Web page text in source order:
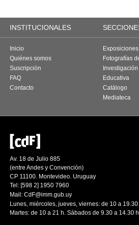
INSTITUCIONALES
Inicio
Quiénes somos
Suscripción
FAQ
Contacto
Exposiciones
Fotografías
Investigación
Educativa
Catálogo
Mediateca
Av. 18 de Julio 885
(entre Andes y Convención)
CP 11100. Montevideo. Uruguay
Tel: [598 2] 1950 7960
Mail: CdF@imm.gub.uy
Lunes, miércoles, jueves, viernes: de 10 a 19.30
Martes: de 10 a 21 h. Sábados de 9.30 a 14.30